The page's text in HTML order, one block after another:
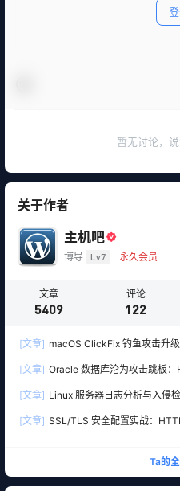
暂无讨论，
关于作者
主机吧
博导 Lv7 永久会员
文章
5409
评论
122
[文章] macOS ClickFix 钓鱼攻击升
[文章] Oracle 数据库沦为攻击跳板
[文章] Linux 服务器日志分析与入侵
[文章] SSL/TLS 安全配置实战：
Ta的